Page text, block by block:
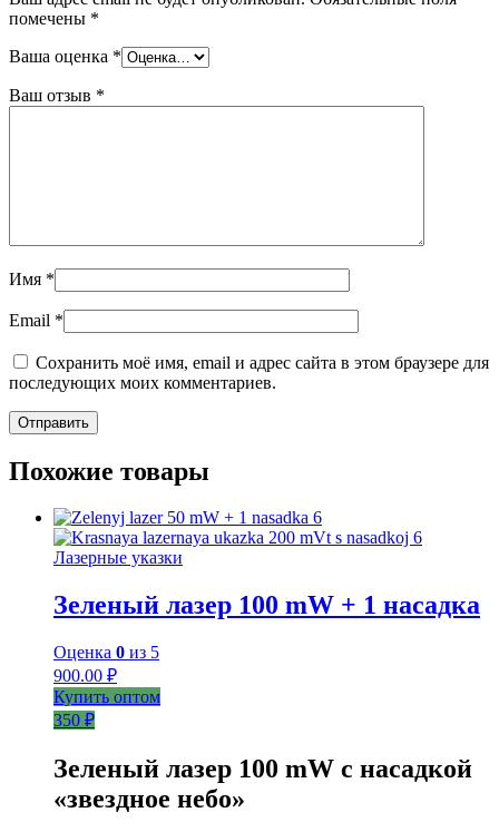
помечены *
Ваша оценка *
Ваш отзыв *
Имя *
Email *
Сохранить моё имя, email и адрес сайта в этом браузере для
последующих моих комментариев.
Похожие товары
Лазерные указки
Зеленый лазер 100 mW + 1 насадка
Оценка 0 из 5
900.00 ₽
Купить оптом
350 ₽
Зеленый лазер 100 mW с насадкой
«звездное небо»